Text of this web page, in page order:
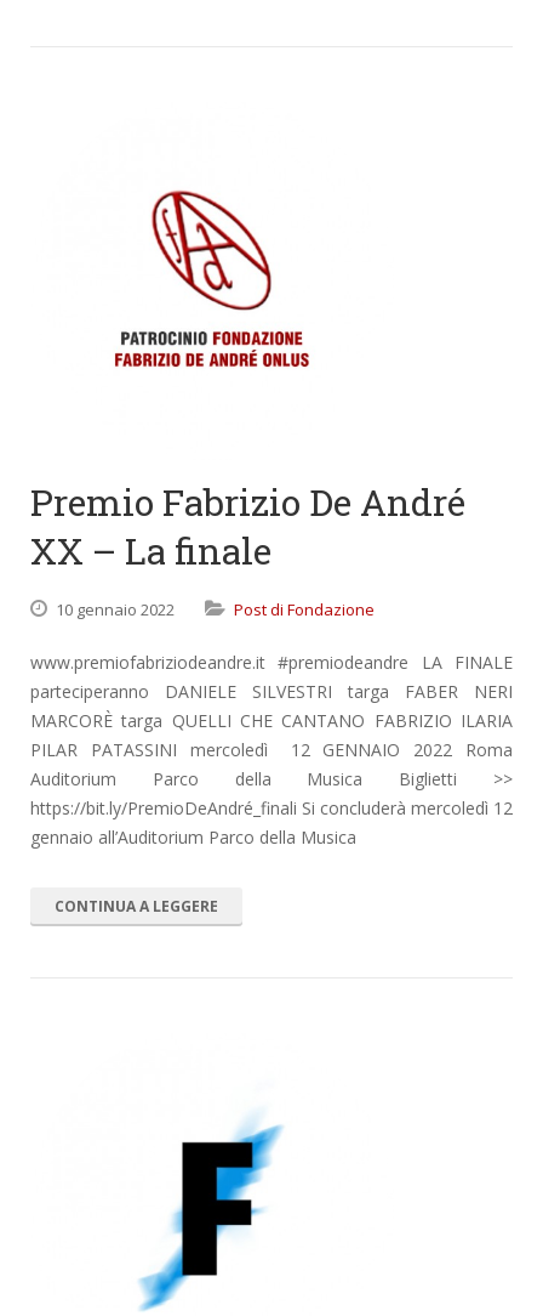
Premio Fabrizio De André
XX – La finale
10 gennaio 2022 Post di Fondazione
www.premiofabriziodeandre.it #premiodeandre LA FINALE
parteciperanno DANIELE SILVESTRI targa FABER NERI
MARCORÈ targa QUELLI CHE CANTANO FABRIZIO ILARIA
PILAR PATASSINI mercoledì 12 GENNAIO 2022 Roma
Auditorium Parco della Musica Biglietti >>
https://bit.ly/PremioDeAndré_finali Si concluderà mercoledì 12
gennaio all’Auditorium Parco della Musica
CONTINUA A LEGGERE